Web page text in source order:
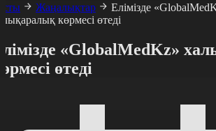
Жаңалықтар
Елімізде
көрмесі өтеді
«GlobalMedKz»
өтеді